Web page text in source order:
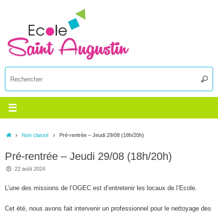
:
AccueilNon classé Pré-rentrée – Jeudi 29/08 (18h/20h)
Pré-rentrée – Jeudi 29/08 (18h/20h)
22 août 2024
L’une des missions de l’OGEC est d’entretenir les locaux de l’Ecole.
Cet été, nous avons fait intervenir un professionnel pour le nettoyage des